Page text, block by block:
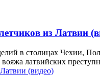
из Латвии
в столицах Чехии,
латвийских